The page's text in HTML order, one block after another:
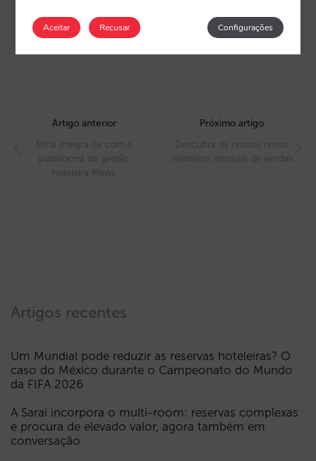
impulsionado por IA
navigation
Artigo anterior
Mirai integra-se com a
plataforma de gestão
hoteleira Mews
Próximo artigo
Descubra os nossos novos
relatórios mensais de vendas
Artigos recentes
Um Mundial pode reduzir as reservas hoteleiras? O
caso do México durante o Campeonato do Mundo
da FIFA 2026
A Sarai incorpora o multi-room: reservas complexas
e procura de elevado valor, agora também em
conversação
Aceitar Configurações
Recusar